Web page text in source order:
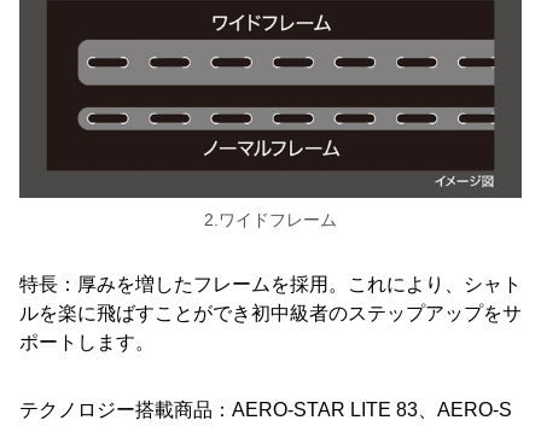
2.ワイドフレーム
特長：厚みを増したフレームを採用。これにより、シャト
ルを楽に飛ばすことができ初中級者のステップアップをサ
ポートします。
テクノロジー搭載商品：AERO-STAR LITE 83、AERO-S